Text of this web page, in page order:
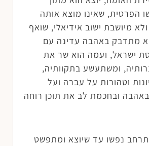
הפרטית, שאינו מוצא אותה
מיושבת ישוב אידיאלי, שואף
מתדבק באהבה עדינה עם
ישראל, ועמה הוא שר את
ומשתעשע בתקוותיה,
וטהורות על עברה ועל
ובחכמת לב את תוכן רוחה
נפשו עד שיוצא ומתפשט